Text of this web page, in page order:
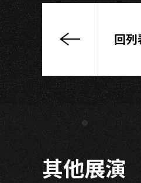
SKYLINE★20
精
選
現
場
★
放
映
｜
回列
其他展演